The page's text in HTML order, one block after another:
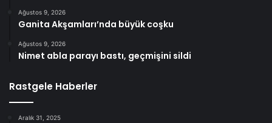
Ağustos 9, 2026
Ganita Akşamları’nda büyük coşku
Ağustos 9, 2026
Nimet abla parayı bastı, geçmişini sildi
Rastgele Haberler
Aralık 31, 2025